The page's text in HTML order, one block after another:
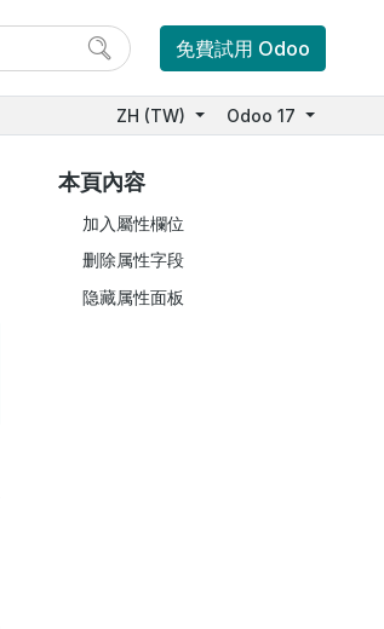
免費試用 Odoo
ZH (TW) Odoo 17
本頁內容
加入屬性欄位
删除属性字段
隐藏属性面板